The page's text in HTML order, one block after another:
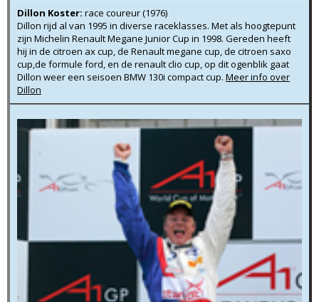
Dillon Koster: race coureur (1976)
Dillon rijd al van 1995 in diverse raceklasses. Met als hoogtepunt
zijn Michelin Renault Megane Junior Cup in 1998. Gereden heeft
hij in de citroen ax cup, de Renault megane cup, de citroen saxo
cup,de formule ford, en de renault clio cup, op dit ogenblik gaat
Dillon weer een seisoen BMW 130i compact cup. Meer info over
Dillon